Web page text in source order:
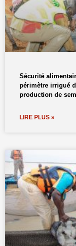
Sécurité
périmètre irrigué
production de
LIRE PLUS »